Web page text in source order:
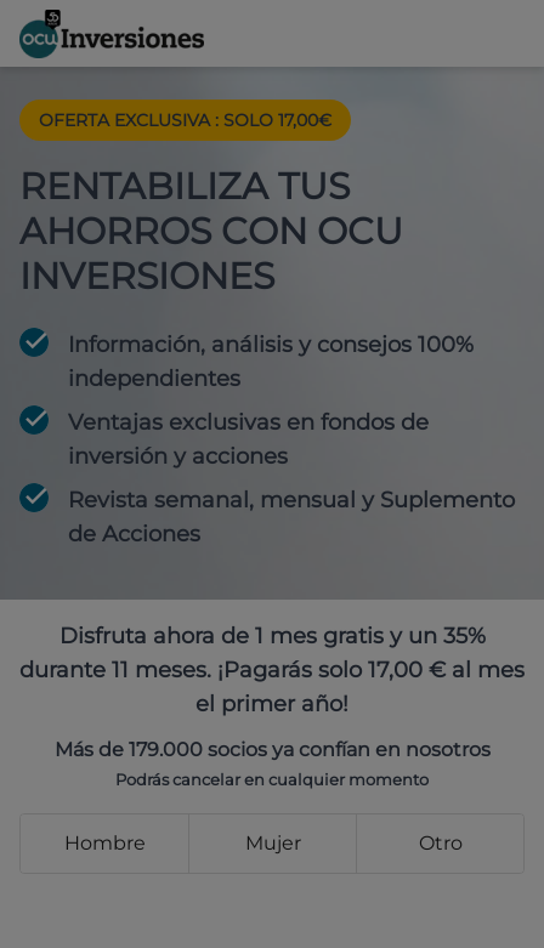
OFERTA EXCLUSIVA : SOLO 17,00€
RENTABILIZA TUS
AHORROS CON OCU
INVERSIONES
Información, análisis y consejos 100%
independientes
Ventajas exclusivas en fondos de
inversión y acciones
Revista semanal, mensual y Suplemento
de Acciones
Disfruta ahora de 1 mes gratis y un 35%
durante 11 meses. ¡Pagarás solo 17,00 € al mes
el primer año!
Más de 179.000 socios ya confían en nosotros
Podrás cancelar en cualquier momento
Hombre Mujer Otro